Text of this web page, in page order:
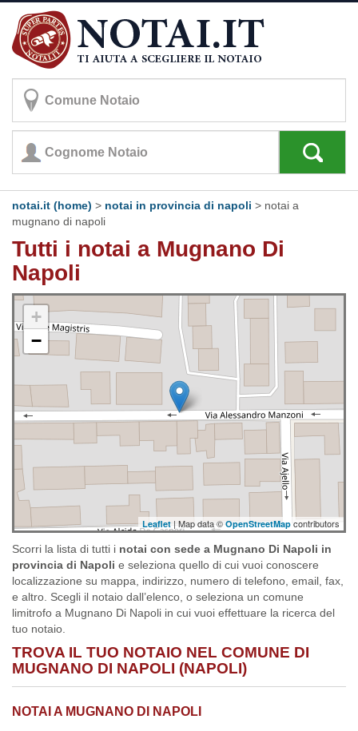
notai.it (home) > notai in provincia di napoli > notai a
mugnano di napoli
Tutti i notai a Mugnano Di
Napoli
+
−
Leaflet | Map data © OpenStreetMap contributors
Scorri la lista di tutti i notai con sede a Mugnano Di Napoli in
provincia di Napoli e seleziona quello di cui vuoi conoscere
localizzazione su mappa, indirizzo, numero di telefono, email, fax,
e altro. Scegli il notaio dall’elenco, o seleziona un comune
limitrofo a Mugnano Di Napoli in cui vuoi effettuare la ricerca del
tuo notaio.
TROVA IL TUO NOTAIO NEL COMUNE DI
MUGNANO DI NAPOLI (NAPOLI)
NOTAI A MUGNANO DI NAPOLI